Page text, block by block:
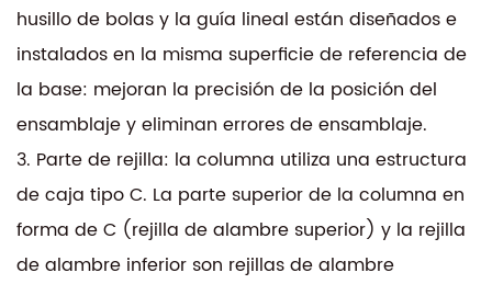
husillo de bolas y la guía lineal están diseñados e
instalados en la misma superficie de referencia de
la base: mejoran la precisión de la posición del
ensamblaje y eliminan errores de ensamblaje.
3. Parte de rejilla: la columna utiliza una estructura
de caja tipo C. La parte superior de la columna en
forma de C (rejilla de alambre superior) y la rejilla
de alambre inferior son rejillas de alambre